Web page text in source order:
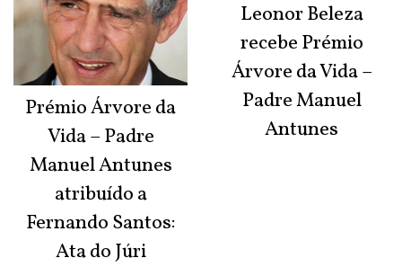
Prémio Árvore da
Vida – Padre
Manuel Antunes
atribuído a
Fernando Santos:
Ata do Júri
Leonor Beleza
recebe Prémio
Árvore da Vida –
Padre Manuel
Antunes